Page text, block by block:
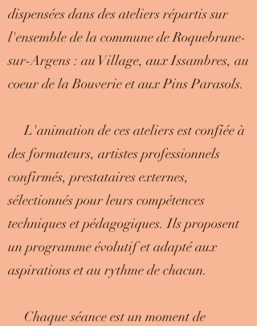
dispensées dans des ateliers répartis sur
l'ensemble de la commune de Roquebrune-
sur-Argens : au Village, aux Issambres, au
coeur de la Bouverie et aux Pins Parasols.
L'animation de ces ateliers est confiée à
des formateurs, artistes professionnels
confirmés, prestataires externes,
sélectionnés pour leurs compétences
techniques et pédagogiques. Ils proposent
un programme évolutif et adapté aux
aspirations et au rythme de chacun.
Chaque séance est un moment de